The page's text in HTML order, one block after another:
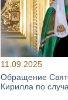
11.09.2025
Обращение
Кирилла по